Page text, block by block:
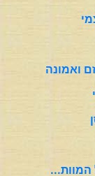
ואמונה
המוות...